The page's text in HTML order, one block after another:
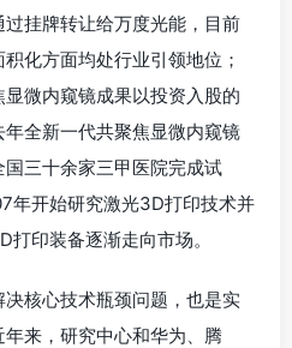
挂牌转让给万度光能，目前
化方面均处行业引领地位；
微内窥镜成果以投资入股的
全新一代共聚焦显微内窥镜
三十余家三甲医院完成试
年开始研究激光3D打印技术并
印装备逐渐走向市场。
核心技术瓶颈问题，也是实
来，研究中心和华为、腾